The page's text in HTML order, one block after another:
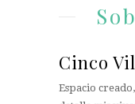
Cinco
Espacio